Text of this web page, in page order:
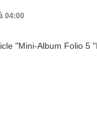
04:00